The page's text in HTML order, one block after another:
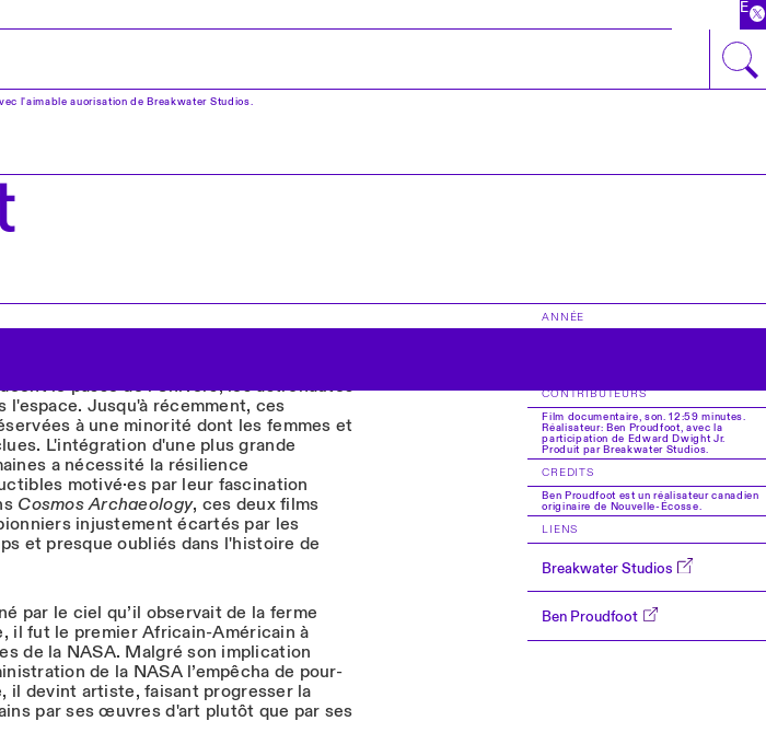
EN
l'aimable auorisation de Breakwater Studios.
le passé de l'Univers, les astronautes
l'espace. Jusqu'à récemment, ces
à une minorité dont les femmes et
L'intégration d'une plus grande
a nécessité la résilience
motivé·es par leur fascination
Cosmos Archaeology, ces deux films
injustement écartés par les
et presque oubliés dans l'histoire de
par le ciel qu’il observait de la ferme
il fut le premier Africain-Américain à
de la NASA. Malgré son implication
de la NASA l’empêcha de pour-
il devint artiste, faisant progresser la
par ses œuvres d'art plutôt que par ses
ANNÉE
CONTRIBUTEURS
Film documentaire, son. 12:59 minutes.
Réalisateur: Ben Proudfoot, avec la
participation de Edward Dwight Jr.
Produit par Breakwater Studios.
CREDITS
Ben Proudfoot est un réalisateur canadien
originaire de Nouvelle-Écosse.
LIENS
Breakwater Studios
Ben Proudfoot